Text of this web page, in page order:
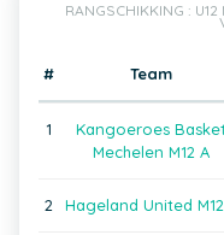
RANGSCHIKKING :
# Team
1
Kangoeroes
Mechelen M12 A
2 Hageland United